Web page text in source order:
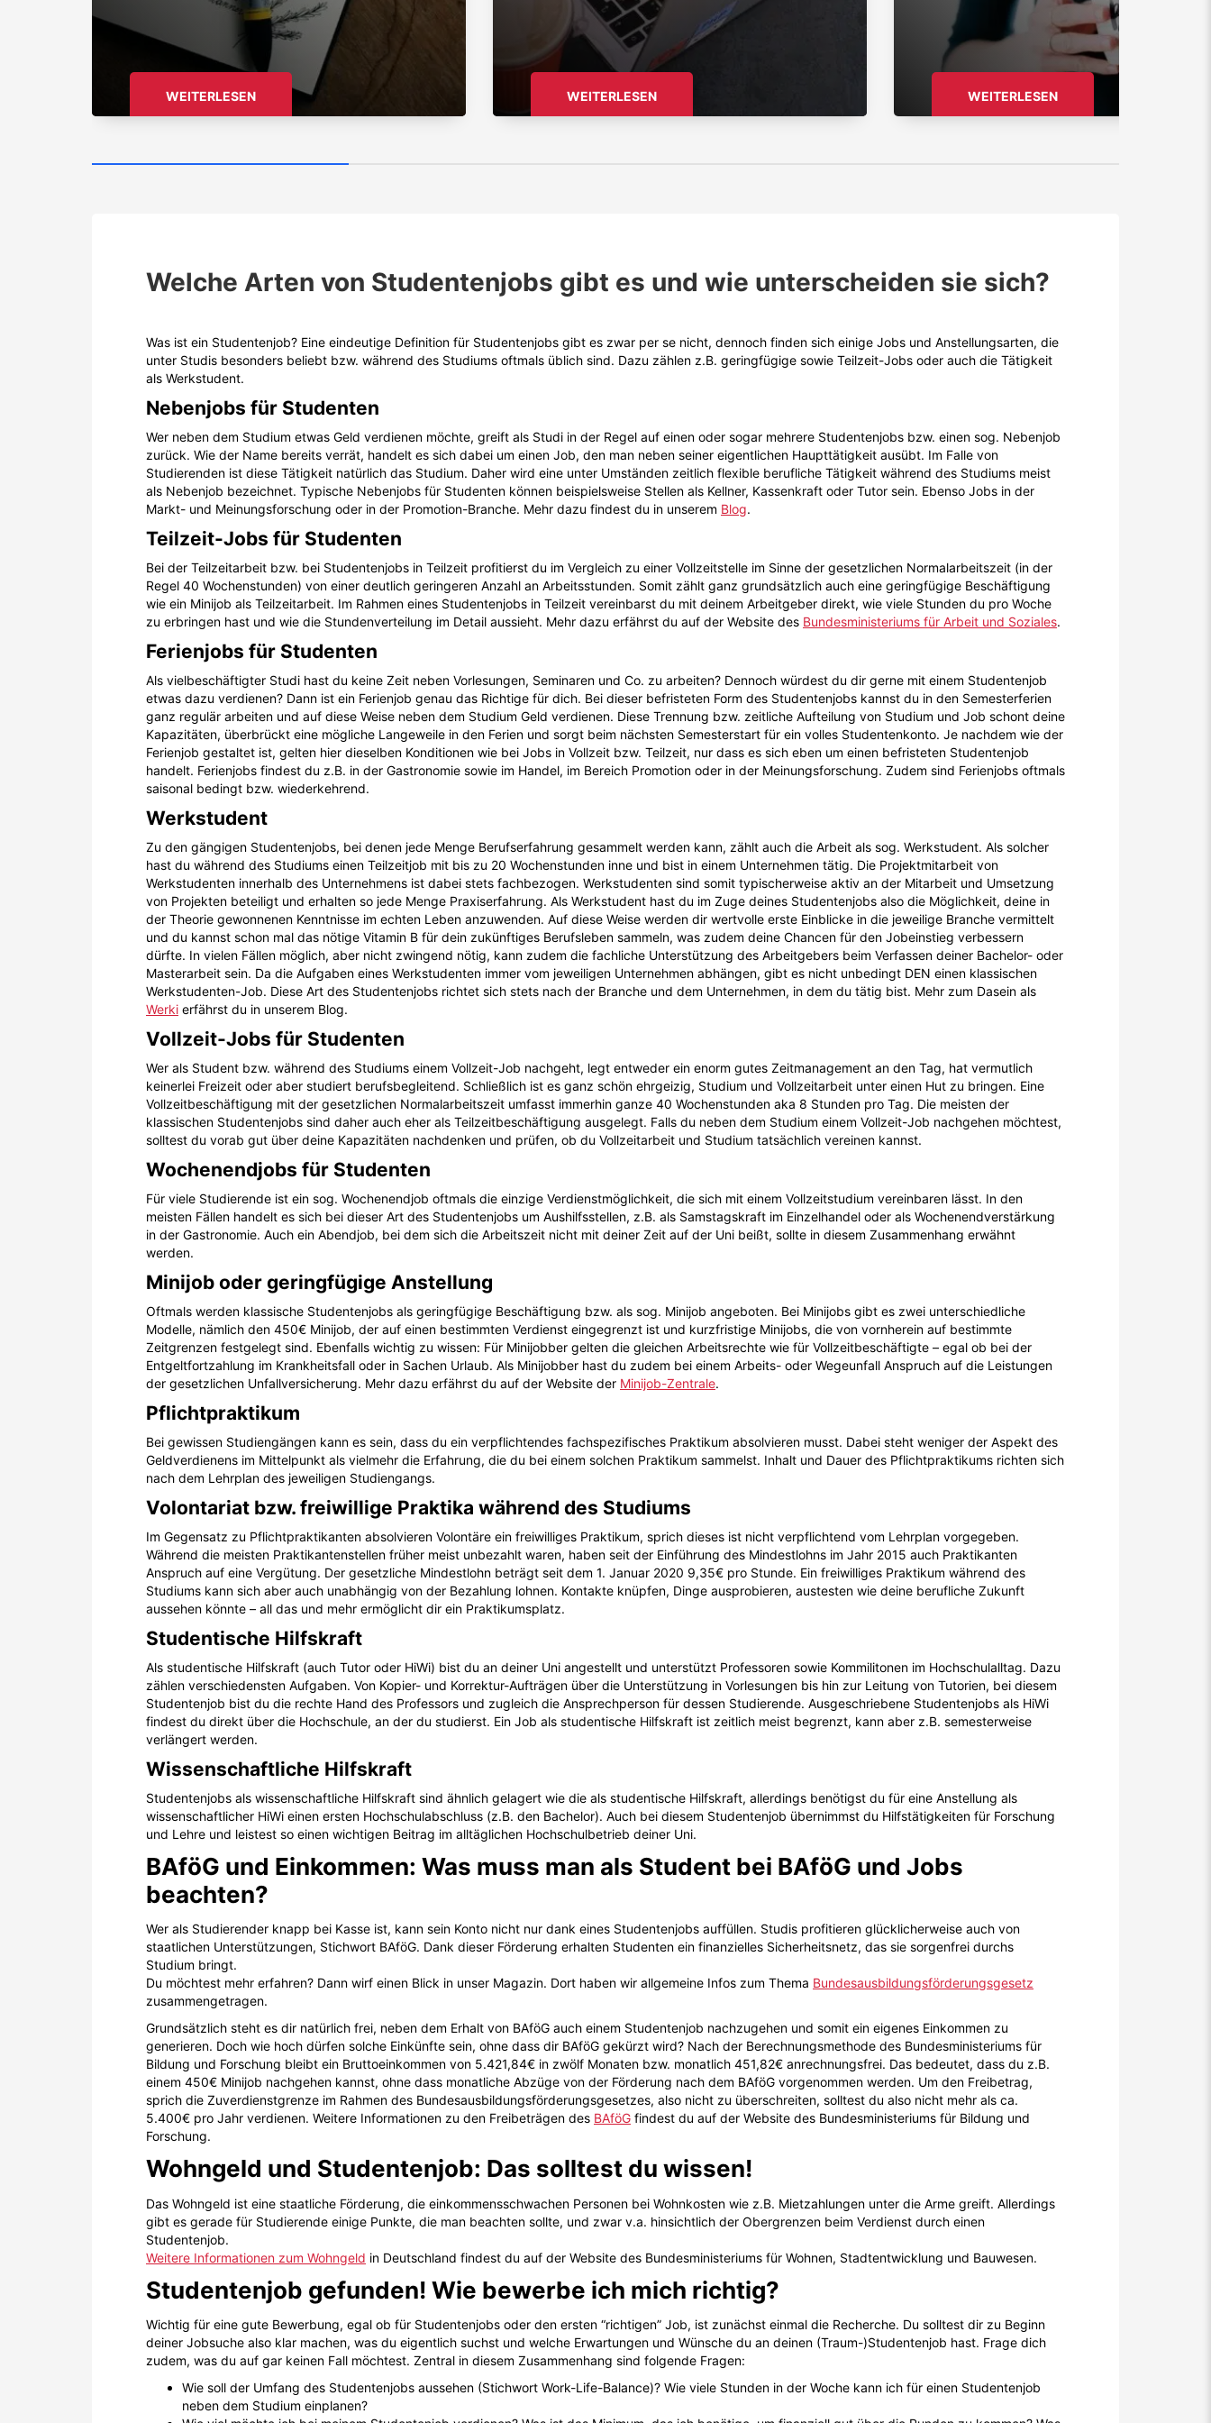
WEITERLESEN WEITERLESEN WEITERLESEN
Welche Arten von Studentenjobs gibt es und wie unterscheiden sie sich?
Was ist ein Studentenjob? Eine eindeutige Definition für Studentenjobs gibt es zwar per se nicht, dennoch finden sich einige Jobs und Anstellungsarten, die
unter Studis besonders beliebt bzw. während des Studiums oftmals üblich sind. Dazu zählen z.B. geringfügige sowie Teilzeit-Jobs oder auch die Tätigkeit
als Werkstudent.
Nebenjobs für Studenten
Wer neben dem Studium etwas Geld verdienen möchte, greift als Studi in der Regel auf einen oder sogar mehrere Studentenjobs bzw. einen sog. Nebenjob
zurück. Wie der Name bereits verrät, handelt es sich dabei um einen Job, den man neben seiner eigentlichen Haupttätigkeit ausübt. Im Falle von
Studierenden ist diese Tätigkeit natürlich das Studium. Daher wird eine unter Umständen zeitlich flexible berufliche Tätigkeit während des Studiums meist
als Nebenjob bezeichnet. Typische Nebenjobs für Studenten können beispielsweise Stellen als Kellner, Kassenkraft oder Tutor sein. Ebenso Jobs in der
Markt- und Meinungsforschung oder in der Promotion-Branche. Mehr dazu findest du in unserem Blog.
Teilzeit-Jobs für Studenten
Bei der Teilzeitarbeit bzw. bei Studentenjobs in Teilzeit profitierst du im Vergleich zu einer Vollzeitstelle im Sinne der gesetzlichen Normalarbeitszeit (in der
Regel 40 Wochenstunden) von einer deutlich geringeren Anzahl an Arbeitsstunden. Somit zählt ganz grundsätzlich auch eine geringfügige Beschäftigung
wie ein Minijob als Teilzeitarbeit. Im Rahmen eines Studentenjobs in Teilzeit vereinbarst du mit deinem Arbeitgeber direkt, wie viele Stunden du pro Woche
zu erbringen hast und wie die Stundenverteilung im Detail aussieht. Mehr dazu erfährst du auf der Website des Bundesministeriums für Arbeit und Soziales.
Ferienjobs für Studenten
Als vielbeschäftigter Studi hast du keine Zeit neben Vorlesungen, Seminaren und Co. zu arbeiten? Dennoch würdest du dir gerne mit einem Studentenjob
etwas dazu verdienen? Dann ist ein Ferienjob genau das Richtige für dich. Bei dieser befristeten Form des Studentenjobs kannst du in den Semesterferien
ganz regulär arbeiten und auf diese Weise neben dem Studium Geld verdienen. Diese Trennung bzw. zeitliche Aufteilung von Studium und Job schont deine
Kapazitäten, überbrückt eine mögliche Langeweile in den Ferien und sorgt beim nächsten Semesterstart für ein volles Studentenkonto. Je nachdem wie der
Ferienjob gestaltet ist, gelten hier dieselben Konditionen wie bei Jobs in Vollzeit bzw. Teilzeit, nur dass es sich eben um einen befristeten Studentenjob
handelt. Ferienjobs findest du z.B. in der Gastronomie sowie im Handel, im Bereich Promotion oder in der Meinungsforschung. Zudem sind Ferienjobs oftmals
saisonal bedingt bzw. wiederkehrend.
Werkstudent
Zu den gängigen Studentenjobs, bei denen jede Menge Berufserfahrung gesammelt werden kann, zählt auch die Arbeit als sog. Werkstudent. Als solcher
hast du während des Studiums einen Teilzeitjob mit bis zu 20 Wochenstunden inne und bist in einem Unternehmen tätig. Die Projektmitarbeit von
Werkstudenten innerhalb des Unternehmens ist dabei stets fachbezogen. Werkstudenten sind somit typischerweise aktiv an der Mitarbeit und Umsetzung
von Projekten beteiligt und erhalten so jede Menge Praxiserfahrung. Als Werkstudent hast du im Zuge deines Studentenjobs also die Möglichkeit, deine in
der Theorie gewonnenen Kenntnisse im echten Leben anzuwenden. Auf diese Weise werden dir wertvolle erste Einblicke in die jeweilige Branche vermittelt
und du kannst schon mal das nötige Vitamin B für dein zukünftiges Berufsleben sammeln, was zudem deine Chancen für den Jobeinstieg verbessern
dürfte. In vielen Fällen möglich, aber nicht zwingend nötig, kann zudem die fachliche Unterstützung des Arbeitgebers beim Verfassen deiner Bachelor- oder
Masterarbeit sein. Da die Aufgaben eines Werkstudenten immer vom jeweiligen Unternehmen abhängen, gibt es nicht unbedingt DEN einen klassischen
Werkstudenten-Job. Diese Art des Studentenjobs richtet sich stets nach der Branche und dem Unternehmen, in dem du tätig bist. Mehr zum Dasein als
Werki erfährst du in unserem Blog.
Vollzeit-Jobs für Studenten
Wer als Student bzw. während des Studiums einem Vollzeit-Job nachgeht, legt entweder ein enorm gutes Zeitmanagement an den Tag, hat vermutlich
keinerlei Freizeit oder aber studiert berufsbegleitend. Schließlich ist es ganz schön ehrgeizig, Studium und Vollzeitarbeit unter einen Hut zu bringen. Eine
Vollzeitbeschäftigung mit der gesetzlichen Normalarbeitszeit umfasst immerhin ganze 40 Wochenstunden aka 8 Stunden pro Tag. Die meisten der
klassischen Studentenjobs sind daher auch eher als Teilzeitbeschäftigung ausgelegt. Falls du neben dem Studium einem Vollzeit-Job nachgehen möchtest,
solltest du vorab gut über deine Kapazitäten nachdenken und prüfen, ob du Vollzeitarbeit und Studium tatsächlich vereinen kannst.
Wochenendjobs für Studenten
Für viele Studierende ist ein sog. Wochenendjob oftmals die einzige Verdienstmöglichkeit, die sich mit einem Vollzeitstudium vereinbaren lässt. In den
meisten Fällen handelt es sich bei dieser Art des Studentenjobs um Aushilfsstellen, z.B. als Samstagskraft im Einzelhandel oder als Wochenendverstärkung
in der Gastronomie. Auch ein Abendjob, bei dem sich die Arbeitszeit nicht mit deiner Zeit auf der Uni beißt, sollte in diesem Zusammenhang erwähnt
werden.
Minijob oder geringfügige Anstellung
Oftmals werden klassische Studentenjobs als geringfügige Beschäftigung bzw. als sog. Minijob angeboten. Bei Minijobs gibt es zwei unterschiedliche
Modelle, nämlich den 450€ Minijob, der auf einen bestimmten Verdienst eingegrenzt ist und kurzfristige Minijobs, die von vornherein auf bestimmte
Zeitgrenzen festgelegt sind. Ebenfalls wichtig zu wissen: Für Minijobber gelten die gleichen Arbeitsrechte wie für Vollzeitbeschäftigte – egal ob bei der
Entgeltfortzahlung im Krankheitsfall oder in Sachen Urlaub. Als Minijobber hast du zudem bei einem Arbeits- oder Wegeunfall Anspruch auf die Leistungen
der gesetzlichen Unfallversicherung. Mehr dazu erfährst du auf der Website der Minijob-Zentrale.
Pflichtpraktikum
Bei gewissen Studiengängen kann es sein, dass du ein verpflichtendes fachspezifisches Praktikum absolvieren musst. Dabei steht weniger der Aspekt des
Geldverdienens im Mittelpunkt als vielmehr die Erfahrung, die du bei einem solchen Praktikum sammelst. Inhalt und Dauer des Pflichtpraktikums richten sich
nach dem Lehrplan des jeweiligen Studiengangs.
Volontariat bzw. freiwillige Praktika während des Studiums
Im Gegensatz zu Pflichtpraktikanten absolvieren Volontäre ein freiwilliges Praktikum, sprich dieses ist nicht verpflichtend vom Lehrplan vorgegeben.
Während die meisten Praktikantenstellen früher meist unbezahlt waren, haben seit der Einführung des Mindestlohns im Jahr 2015 auch Praktikanten
Anspruch auf eine Vergütung. Der gesetzliche Mindestlohn beträgt seit dem 1. Januar 2020 9,35€ pro Stunde. Ein freiwilliges Praktikum während des
Studiums kann sich aber auch unabhängig von der Bezahlung lohnen. Kontakte knüpfen, Dinge ausprobieren, austesten wie deine berufliche Zukunft
aussehen könnte – all das und mehr ermöglicht dir ein Praktikumsplatz.
Studentische Hilfskraft
Als studentische Hilfskraft (auch Tutor oder HiWi) bist du an deiner Uni angestellt und unterstützt Professoren sowie Kommilitonen im Hochschulalltag. Dazu
zählen verschiedensten Aufgaben. Von Kopier- und Korrektur-Aufträgen über die Unterstützung in Vorlesungen bis hin zur Leitung von Tutorien, bei diesem
Studentenjob bist du die rechte Hand des Professors und zugleich die Ansprechperson für dessen Studierende. Ausgeschriebene Studentenjobs als HiWi
findest du direkt über die Hochschule, an der du studierst. Ein Job als studentische Hilfskraft ist zeitlich meist begrenzt, kann aber z.B. semesterweise
verlängert werden.
Wissenschaftliche Hilfskraft
Studentenjobs als wissenschaftliche Hilfskraft sind ähnlich gelagert wie die als studentische Hilfskraft, allerdings benötigst du für eine Anstellung als
wissenschaftlicher HiWi einen ersten Hochschulabschluss (z.B. den Bachelor). Auch bei diesem Studentenjob übernimmst du Hilfstätigkeiten für Forschung
und Lehre und leistest so einen wichtigen Beitrag im alltäglichen Hochschulbetrieb deiner Uni.
BAföG und Einkommen: Was muss man als Student bei BAföG und Jobs
beachten?
Wer als Studierender knapp bei Kasse ist, kann sein Konto nicht nur dank eines Studentenjobs auffüllen. Studis profitieren glücklicherweise auch von
staatlichen Unterstützungen, Stichwort BAföG. Dank dieser Förderung erhalten Studenten ein finanzielles Sicherheitsnetz, das sie sorgenfrei durchs
Studium bringt.
Du möchtest mehr erfahren? Dann wirf einen Blick in unser Magazin. Dort haben wir allgemeine Infos zum Thema Bundesausbildungsförderungsgesetz
zusammengetragen.
Grundsätzlich steht es dir natürlich frei, neben dem Erhalt von BAföG auch einem Studentenjob nachzugehen und somit ein eigenes Einkommen zu
generieren. Doch wie hoch dürfen solche Einkünfte sein, ohne dass dir BAföG gekürzt wird? Nach der Berechnungsmethode des Bundesministeriums für
Bildung und Forschung bleibt ein Bruttoeinkommen von 5.421,84€ in zwölf Monaten bzw. monatlich 451,82€ anrechnungsfrei. Das bedeutet, dass du z.B.
einem 450€ Minijob nachgehen kannst, ohne dass monatliche Abzüge von der Förderung nach dem BAföG vorgenommen werden. Um den Freibetrag,
sprich die Zuverdienstgrenze im Rahmen des Bundesausbildungsförderungsgesetzes, also nicht zu überschreiten, solltest du also nicht mehr als ca.
5.400€ pro Jahr verdienen. Weitere Informationen zu den Freibeträgen des BAföG findest du auf der Website des Bundesministeriums für Bildung und
Forschung.
Wohngeld und Studentenjob: Das solltest du wissen!
Das Wohngeld ist eine staatliche Förderung, die einkommensschwachen Personen bei Wohnkosten wie z.B. Mietzahlungen unter die Arme greift. Allerdings
gibt es gerade für Studierende einige Punkte, die man beachten sollte, und zwar v.a. hinsichtlich der Obergrenzen beim Verdienst durch einen
Studentenjob.
Weitere Informationen zum Wohngeld in Deutschland findest du auf der Website des Bundesministeriums für Wohnen, Stadtentwicklung und Bauwesen.
Studentenjob gefunden! Wie bewerbe ich mich richtig?
Wichtig für eine gute Bewerbung, egal ob für Studentenjobs oder den ersten “richtigen” Job, ist zunächst einmal die Recherche. Du solltest dir zu Beginn
deiner Jobsuche also klar machen, was du eigentlich suchst und welche Erwartungen und Wünsche du an deinen (Traum-)Studentenjob hast. Frage dich
zudem, was du auf gar keinen Fall möchtest. Zentral in diesem Zusammenhang sind folgende Fragen:
Wie soll der Umfang des Studentenjobs aussehen (Stichwort Work-Life-Balance)? Wie viele Stunden in der Woche kann ich für einen Studentenjob
neben dem Studium einplanen?